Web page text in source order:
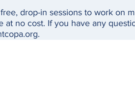
drop-in sessions to work on
no cost. If you have any